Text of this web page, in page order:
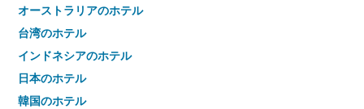
オーストラリアのホテル
台湾のホテル
インドネシアのホテル
日本のホテル
韓国のホテル